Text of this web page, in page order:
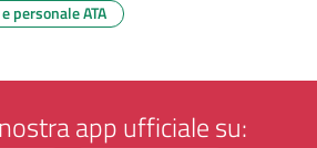
personale ATA
app ufficiale su: